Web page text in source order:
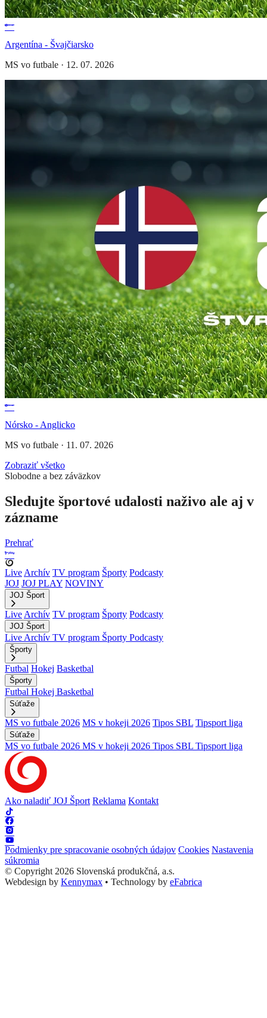
Argentína - Švajčiarsko
MS vo futbale · 12. 07. 2026
Nórsko - Anglicko
MS vo futbale · 11. 07. 2026
Zobraziť všetko
Slobodne a bez záväzkov
Sledujte športové udalosti naživo ale aj v
zázname
Prehrať
Live Archív TV program Športy Podcasty
JOJ JOJ PLAY NOVINY
JOJ Šport
Live Archív TV program Športy Podcasty
JOJ Šport
Live Archív TV program Športy Podcasty
Športy
Futbal Hokej Basketbal
Športy
Futbal Hokej Basketbal
Súťaže
MS vo futbale 2026 MS v hokeji 2026 Tipos SBL Tipsport liga
Súťaže
MS vo futbale 2026 MS v hokeji 2026 Tipos SBL Tipsport liga
Ako naladiť JOJ Šport Reklama Kontakt
Podmienky pre spracovanie osobných údajov Cookies Nastavenia
súkromia
© Copyright 2026 Slovenská produkčná, a.s.
Webdesign by Kennymax • Technology by eFabrica